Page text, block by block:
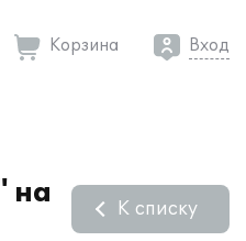
Корзина Вход
на
К списку